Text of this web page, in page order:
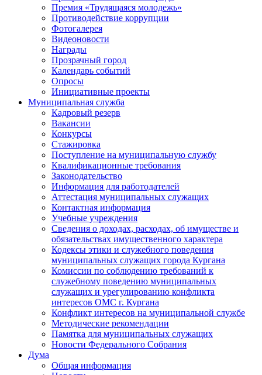
Премия «Трудящаяся молодежь»
Противодействие коррупции
Фотогалерея
Видеоновости
Награды
Прозрачный город
Календарь событий
Опросы
Инициативные проекты
Муниципальная служба
Кадровый резерв
Вакансии
Конкурсы
Стажировка
Поступление на муниципальную службу
Квалификационные требования
Законодательство
Информация для работодателей
Аттестация муниципальных служащих
Контактная информация
Учебные учреждения
Сведения о доходах, расходах, об имуществе и
обязательствах имущественного характера
Кодексы этики и служебного поведения
муниципальных служащих города Кургана
Комиссии по соблюдению требований к
служебному поведению муниципальных
служащих и урегулированию конфликта
интересов ОМС г. Кургана
Конфликт интересов на муниципальной службе
Методические рекомендации
Памятка для муниципальных служащих
Новости Федерального Cобрания
Дума
Общая информация